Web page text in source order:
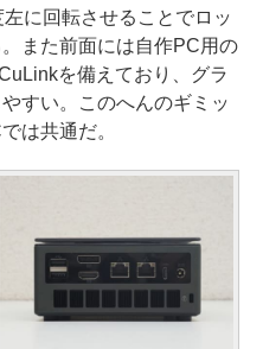
に回転させることでロッ
また前面には自作PC用の
を備えており、グラ
すい。このへんのギミッ
は共通だ。